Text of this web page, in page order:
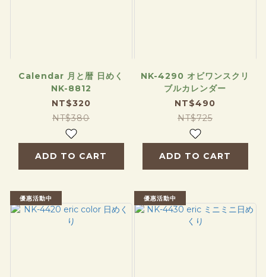
Calendar 月と暦 日めく
NK-8812
NT$320
NT$380
ADD TO CART
NK-4290 オビワンスクリ
ブルカレンダー
NT$490
NT$725
ADD TO CART
優惠活動中 優惠活動中